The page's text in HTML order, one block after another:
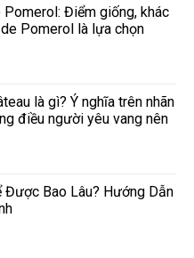
Điểm giống, khác
Pomerol là lựa chọn
là gì? Ý nghĩa trên nhãn
điều người yêu vang nên
Được Bao Lâu? Hướng Dẫn